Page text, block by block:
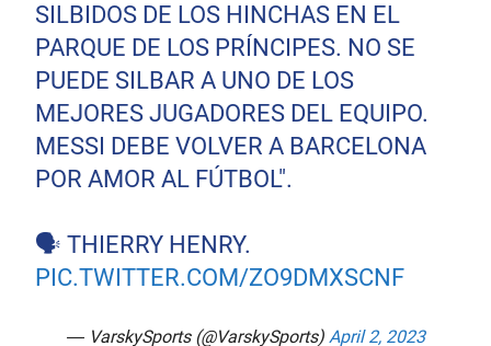
SILBIDOS DE LOS HINCHAS EN EL
PARQUE DE LOS PRÍNCIPES. NO SE
PUEDE SILBAR A UNO DE LOS
MEJORES JUGADORES DEL EQUIPO.
MESSI DEBE VOLVER A BARCELONA
POR AMOR AL FÚTBOL".
🗣️ THIERRY HENRY.
PIC.TWITTER.COM/ZO9DMXSCNF
— VarskySports (@VarskySports) April 2, 2023